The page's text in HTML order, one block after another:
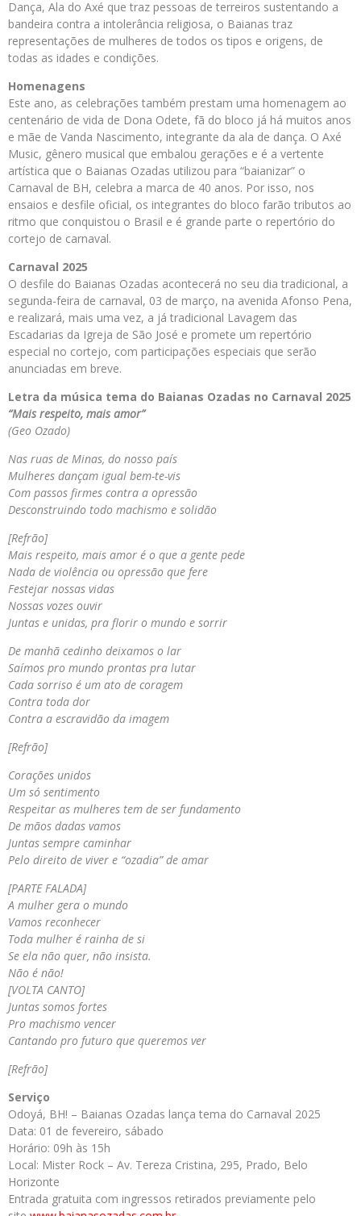
Dança, Ala do Axé que traz pessoas de terreiros sustentando a
bandeira contra a intolerância religiosa, o Baianas traz
representações de mulheres de todos os tipos e origens, de
todas as idades e condições.
Homenagens
Este ano, as celebrações também prestam uma homenagem ao
centenário de vida de Dona Odete, fã do bloco já há muitos anos
e mãe de Vanda Nascimento, integrante da ala de dança. O Axé
Music, gênero musical que embalou gerações e é a vertente
artística que o Baianas Ozadas utilizou para “baianizar” o
Carnaval de BH, celebra a marca de 40 anos. Por isso, nos
ensaios e desfile oficial, os integrantes do bloco farão tributos ao
ritmo que conquistou o Brasil e é grande parte o repertório do
cortejo de carnaval.
Carnaval 2025
O desfile do Baianas Ozadas acontecerá no seu dia tradicional, a
segunda-feira de carnaval, 03 de março, na avenida Afonso Pena,
e realizará, mais uma vez, a já tradicional Lavagem das
Escadarias da Igreja de São José e promete um repertório
especial no cortejo, com participações especiais que serão
anunciadas em breve.
Letra da música tema do Baianas Ozadas no Carnaval 2025
“Mais respeito, mais amor”
(Geo Ozado)
Nas ruas de Minas, do nosso país
Mulheres dançam igual bem-te-vis
Com passos firmes contra a opressão
Desconstruindo todo machismo e solidão
[Refrão]
Mais respeito, mais amor é o que a gente pede
Nada de violência ou opressão que fere
Festejar nossas vidas
Nossas vozes ouvir
Juntas e unidas, pra florir o mundo e sorrir
De manhã cedinho deixamos o lar
Saímos pro mundo prontas pra lutar
Cada sorriso é um ato de coragem
Contra toda dor
Contra a escravidão da imagem
[Refrão]
Corações unidos
Um só sentimento
Respeitar as mulheres tem de ser fundamento
De mãos dadas vamos
Juntas sempre caminhar
Pelo direito de viver e “ozadia” de amar
[PARTE FALADA]
A mulher gera o mundo
Vamos reconhecer
Toda mulher é rainha de si
Se ela não quer, não insista.
Não é não!
[VOLTA CANTO]
Juntas somos fortes
Pro machismo vencer
Cantando pro futuro que queremos ver
[Refrão]
Serviço
Odoyá, BH! – Baianas Ozadas lança tema do Carnaval 2025
Data: 01 de fevereiro, sábado
Horário: 09h às 15h
Local: Mister Rock – Av. Tereza Cristina, 295, Prado, Belo
Horizonte
Entrada gratuita com ingressos retirados previamente pelo